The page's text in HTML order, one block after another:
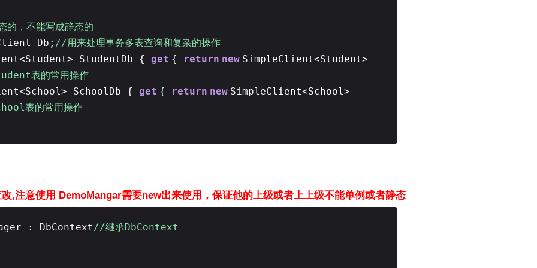
，不能写成静态的
Db; //用来处理事务多表查询和复杂的操作
StudentDb { get { return new SimpleClient<Student>
表的常用操作
SchoolDb { get { return new SimpleClient<School>
表的常用操作
,注意使用 DemoMangar需要new出来使用，保证他的上级或者上上级不能单例或者静态
: DbContext//继承DbContext